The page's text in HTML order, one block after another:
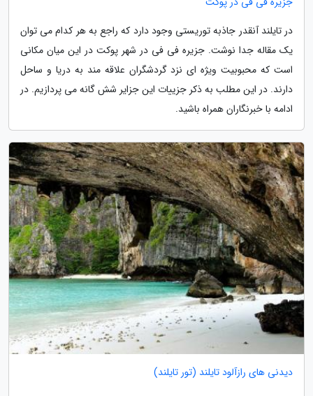
در تایلند آنقدر جاذبه توریستی وجود دارد که راجع به هر کدام می توان
یک مقاله جدا نوشت. جزیره فی فی در شهر پوکت در این میان مکانی
است که محبوبیت ویژه ای نزد گردشگران علاقه مند به دریا و ساحل
دارند. در این مطلب به ذکر جزییات این جزایر شش گانه می پردازیم. در
ادامه با خبرنگاران همراه باشید.
دیدنی های رازآلود تایلند (تور تایلند)